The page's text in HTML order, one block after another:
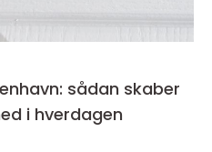
sådan skaber
i hverdagen